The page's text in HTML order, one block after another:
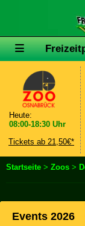
Heute:
08:00-18:30 Uhr
Tickets ab 21,50€*
Startseite > Zoos >
Events 2026